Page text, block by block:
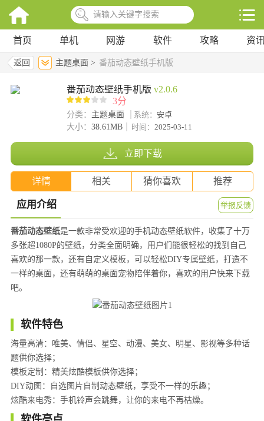
首页 单机 网游 软件 攻略 资
返回 主题桌面 > 番茄动态壁纸手机版
番茄动态壁纸手机版 v2.0.6
3分
分类： 主题桌面 系统： 安卓
大小： 38.61MB 时间： 2025-03-11
立即下载
详情 相关 猜你喜欢 推荐
应用介绍 举报反馈
番茄动态壁纸是一款非常受欢迎的手机动态壁纸软件，收集了十万
多张超1080P的壁纸，分类全面明确，用户们能很轻松的找到自己
喜欢的那一款，还有自定义模板，可以轻松DIY专属壁纸，打造不
一样的桌面，还有萌萌的桌面宠物陪伴着你，喜欢的用户快来下载
吧。
软件特色
海量高清：唯美、情侣、星空、动漫、美女、明星、影视等多种话
题供你选择；
模板定制：精美炫酷模板供你选择；
DIY动图：自选图片自制动态壁纸，享受不一样的乐趣；
炫酷来电秀：手机铃声会跳舞，让你的来电不再枯燥。